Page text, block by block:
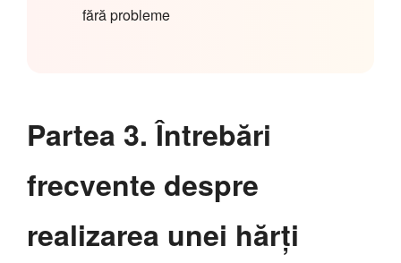
fără probleme
Partea 3. Întrebări
frecvente despre
realizarea unei hărți